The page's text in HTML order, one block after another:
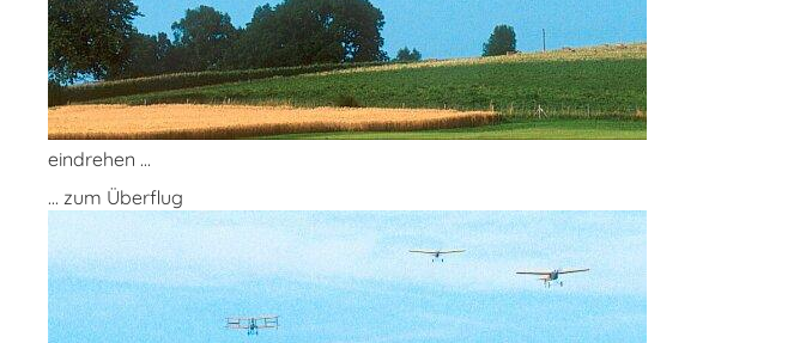
eindrehen ...
... zum Überflug